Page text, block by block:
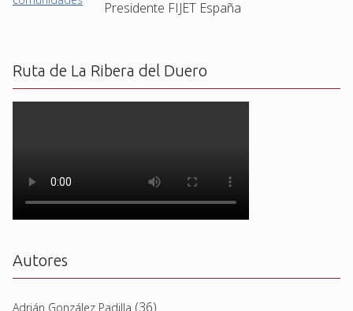
Presidente FIJET España
Ruta de La Ribera del Duero
Autores
Adrián González Padilla (36)